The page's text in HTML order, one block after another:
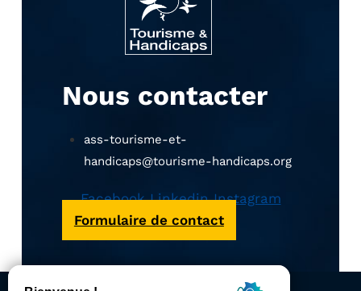
Nous contacter
ass-tourisme-et-
handicaps@tourisme-handicaps.org
Facebook Linkedin Instagram
Formulaire de contact